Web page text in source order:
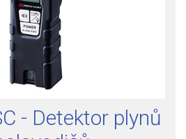
- Detektor plynů